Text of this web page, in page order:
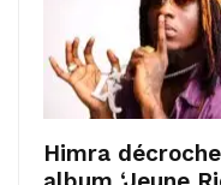
Himra